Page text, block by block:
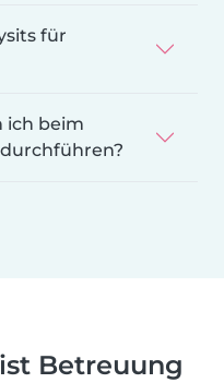
für
ich beim
Betreuung